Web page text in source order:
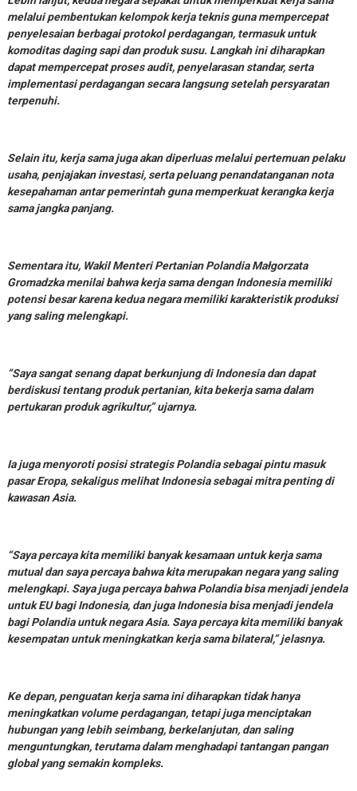
melalui pembentukan kelompok kerja teknis guna mempercepat
penyelesaian berbagai protokol perdagangan, termasuk untuk
komoditas daging sapi dan produk susu. Langkah ini diharapkan
dapat mempercepat proses audit, penyelarasan standar, serta
implementasi perdagangan secara langsung setelah persyaratan
terpenuhi.
Selain itu, kerja sama juga akan diperluas melalui pertemuan pelaku
usaha, penjajakan investasi, serta peluang penandatanganan nota
kesepahaman antar pemerintah guna memperkuat kerangka kerja
sama jangka panjang.
Sementara itu, Wakil Menteri Pertanian Polandia Małgorzata
Gromadzka menilai bahwa kerja sama dengan Indonesia memiliki
potensi besar karena kedua negara memiliki karakteristik produksi
yang saling melengkapi.
“Saya sangat senang dapat berkunjung di Indonesia dan dapat
berdiskusi tentang produk pertanian, kita bekerja sama dalam
pertukaran produk agrikultur,” ujarnya.
Ia juga menyoroti posisi strategis Polandia sebagai pintu masuk
pasar Eropa, sekaligus melihat Indonesia sebagai mitra penting di
kawasan Asia.
“Saya percaya kita memiliki banyak kesamaan untuk kerja sama
mutual dan saya percaya bahwa kita merupakan negara yang saling
melengkapi. Saya juga percaya bahwa Polandia bisa menjadi jendela
untuk EU bagi Indonesia, dan juga Indonesia bisa menjadi jendela
bagi Polandia untuk negara Asia. Saya percaya kita memiliki banyak
kesempatan untuk meningkatkan kerja sama bilateral,” jelasnya.
Ke depan, penguatan kerja sama ini diharapkan tidak hanya
meningkatkan volume perdagangan, tetapi juga menciptakan
hubungan yang lebih seimbang, berkelanjutan, dan saling
menguntungkan, terutama dalam menghadapi tantangan pangan
global yang semakin kompleks.